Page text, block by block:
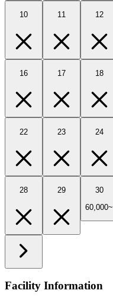
10 11 12
16 17 18
22 23 24
28 29
30
60,000~
Facility Information